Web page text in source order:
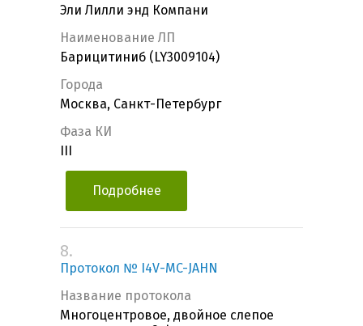
Эли Лилли энд Компани
Наименование ЛП
Барицитиниб (LY3009104)
Города
Москва, Санкт-Петербург
Фаза КИ
Подробнее
8.
Протокол № I4V-MC-JAHN
Название протокола
Многоцентровое, двойное слепое